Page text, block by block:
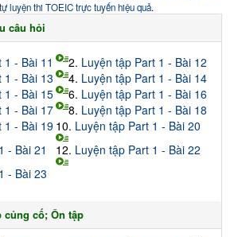
tự luyện thi TOEIC trực tuyến hiệu quả.
câu hỏi
- Bài 11 2. Luyện tập Part 1 - Bài 12
1 - Bài 13 4. Luyện tập Part 1 - Bài 14
1 - Bài 15 6. Luyện tập Part 1 - Bài 16
1 - Bài 17 8. Luyện tập Part 1 - Bài 18
1 - Bài 19 10. Luyện tập Part 1 - Bài 20
- Bài 21 12. Luyện tập Part 1 - Bài 22
- Bài 23
củng cố; Ôn tập